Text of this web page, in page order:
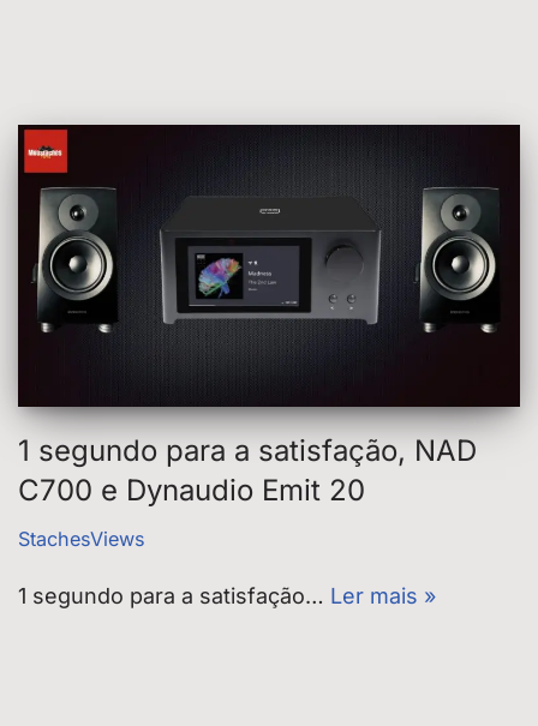
1 segundo para a satisfação, NAD
C700 e Dynaudio Emit 20
StachesViews
1 segundo para a satisfação… Ler mais »